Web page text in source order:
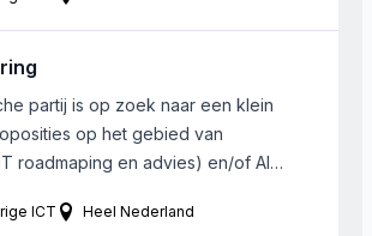
De ICT infrastructuur wordt
onderhouden en er is een helpdesk
partij is op zoek naar een klein
op het gebied van
roadmaping en advies) en/of AI
is een wat groter ICT bedrijf met
ICT Heel Nederland